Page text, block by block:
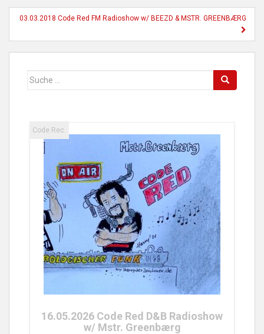
03.03.2018 Code Red FM Radioshow w/ BEEZD & MSTR. GREENBÆRG
Suche
16.05.2026 Code Red D&B Radioshow
w/ Mstr. Greenbærg
Code Rec.